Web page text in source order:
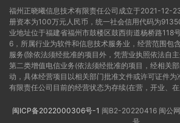
福州正晓曦信息技术有限责任公司成立于2021-12-
册资本为100万元人民币，统一社会信用代码为
业地址位于福建省福州市鼓楼区鼓西街道杨桥路118
6，所属行业为软件和信息技术服务业，经营范围包
服务(除依法须经批准的项目外，凭营业执照依法自
第二类增值电信业务(依法须经批准的项目，经相关
动，具体经营项目以相关部门批准文件或许可证件
有限责任公司目前的经营状态为存续(在营，开业、在
闽ICP备2022000306号-1 闽B2-20220416 闽公